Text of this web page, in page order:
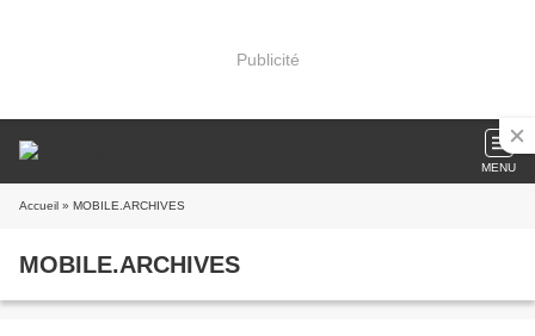
Publicité
MENU
Accueil » MOBILE.ARCHIVES
MOBILE.ARCHIVES